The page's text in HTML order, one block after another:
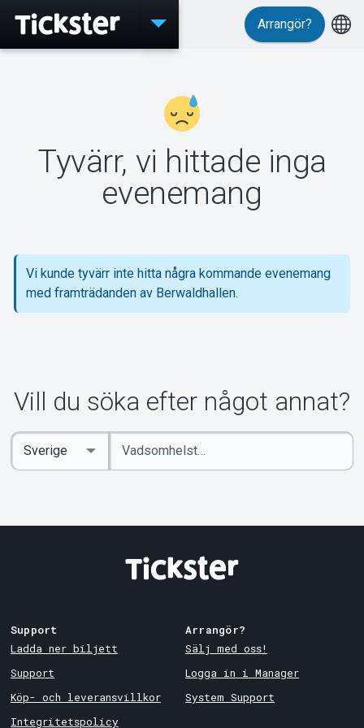
Evenemang
MyTickster
Support
Arrangör?
Tyvärr, vi hittade inga
evenemang
Vi kunde tyvärr inte hitta några kommande evenemang
med framträdanden av Berwaldhallen.
Vill du söka efter något annat?
Ange
sökord
Select
Country
Support
Ladda ner biljett
Support
Köp- och leveransvillkor
Integritetspolicy
Arrangör?
Sälj med oss!
Logga in i Manager
System Support